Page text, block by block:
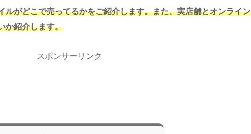
ルがどこで売ってるかをご紹介します。また、実店舗とオンライン
か紹介します。
スポンサーリンク